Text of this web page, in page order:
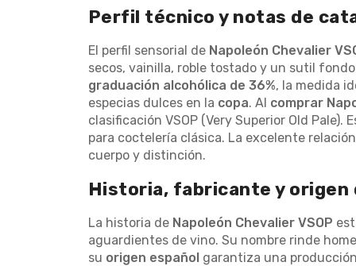
la
galería
imágenes
Perfil técnico y notas de
El perfil sensorial de Napoleón Chevalier
secos, vainilla, roble tostado y un sutil
graduación alcohólica de 36%, la medida
especias dulces en la copa. Al comprar
clasificación VSOP (Very Superior Old Pale).
para coctelería clásica. La excelente relación
cuerpo y distinción.
Historia, fabricante y origen
La historia de Napoleón Chevalier VSOP
aguardientes de vino. Su nombre rinde
su origen españolgarantiza una